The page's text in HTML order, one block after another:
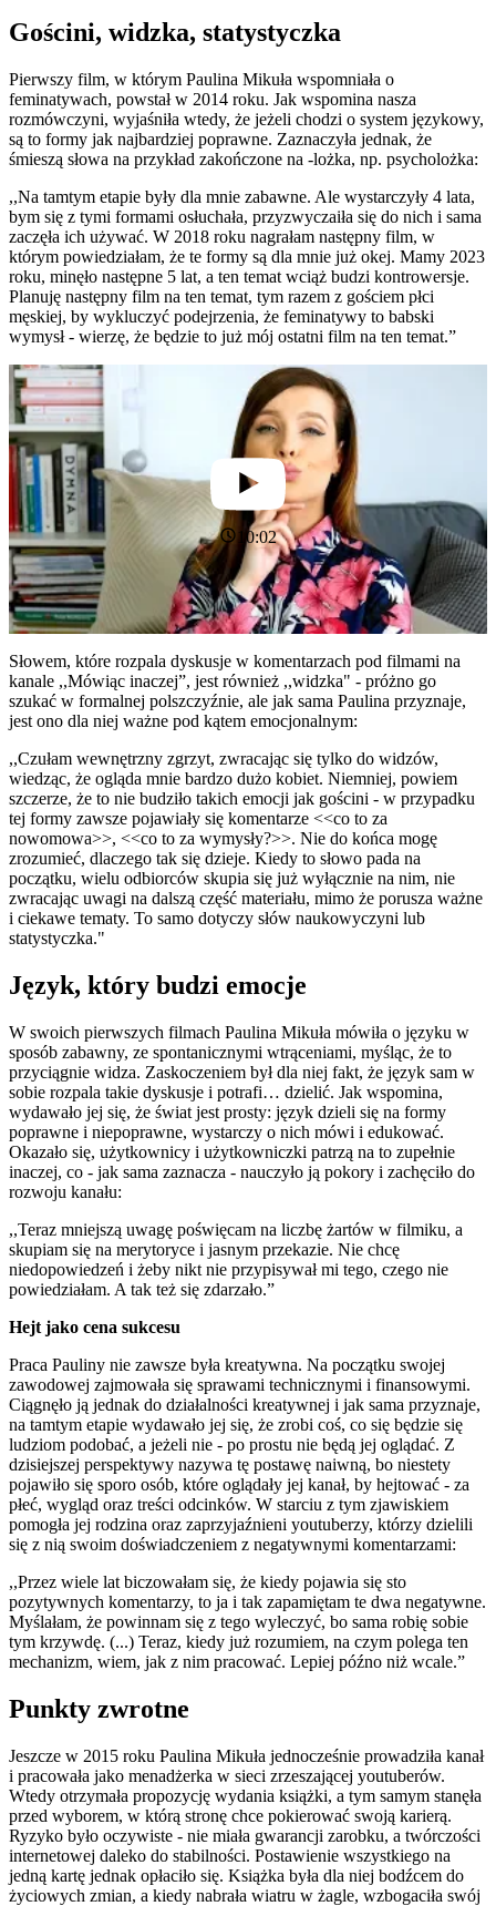
Gościni, widzka, statystyczka
Pierwszy film, w którym Paulina Mikuła wspomniała o
feminatywach, powstał w 2014 roku. Jak wspomina nasza
rozmówczyni, wyjaśniła wtedy, że jeżeli chodzi o system językowy,
są to formy jak najbardziej poprawne. Zaznaczyła jednak, że
śmieszą słowa na przykład zakończone na -lożka, np. psycholożka:
,,Na tamtym etapie były dla mnie zabawne. Ale wystarczyły 4 lata,
bym się z tymi formami osłuchała, przyzwyczaiła się do nich i sama
zaczęła ich używać. W 2018 roku nagrałam następny film, w
którym powiedziałam, że te formy są dla mnie już okej. Mamy 2023
roku, minęło następne 5 lat, a ten temat wciąż budzi kontrowersje.
Planuję następny film na ten temat, tym razem z gościem płci
męskiej, by wykluczyć podejrzenia, że feminatywy to babski
wymysł - wierzę, że będzie to już mój ostatni film na ten temat.”
10:02
Słowem, które rozpala dyskusje w komentarzach pod filmami na
kanale ,,Mówiąc inaczej”, jest również ,,widzka" - próżno go
szukać w formalnej polszczyźnie, ale jak sama Paulina przyznaje,
jest ono dla niej ważne pod kątem emocjonalnym:
,,Czułam wewnętrzny zgrzyt, zwracając się tylko do widzów,
wiedząc, że ogląda mnie bardzo dużo kobiet. Niemniej, powiem
szczerze, że to nie budziło takich emocji jak gościni - w przypadku
tej formy zawsze pojawiały się komentarze <<co to za
nowomowa>>, <<co to za wymysły?>>. Nie do końca mogę
zrozumieć, dlaczego tak się dzieje. Kiedy to słowo pada na
początku, wielu odbiorców skupia się już wyłącznie na nim, nie
zwracając uwagi na dalszą część materiału, mimo że porusza ważne
i ciekawe tematy. To samo dotyczy słów naukowyczyni lub
statystyczka."
Język, który budzi emocje
W swoich pierwszych filmach Paulina Mikuła mówiła o języku w
sposób zabawny, ze spontanicznymi wtrąceniami, myśląc, że to
przyciągnie widza. Zaskoczeniem był dla niej fakt, że język sam w
sobie rozpala takie dyskusje i potrafi… dzielić. Jak wspomina,
wydawało jej się, że świat jest prosty: język dzieli się na formy
poprawne i niepoprawne, wystarczy o nich mówi i edukować.
Okazało się, użytkownicy i użytkowniczki patrzą na to zupełnie
inaczej, co - jak sama zaznacza - nauczyło ją pokory i zachęciło do
rozwoju kanału:
,,Teraz mniejszą uwagę poświęcam na liczbę żartów w filmiku, a
skupiam się na merytoryce i jasnym przekazie. Nie chcę
niedopowiedzeń i żeby nikt nie przypisywał mi tego, czego nie
powiedziałam. A tak też się zdarzało.”
Hejt jako cena sukcesu
Praca Pauliny nie zawsze była kreatywna. Na początku swojej
zawodowej zajmowała się sprawami technicznymi i finansowymi.
Ciągnęło ją jednak do działalności kreatywnej i jak sama przyznaje,
na tamtym etapie wydawało jej się, że zrobi coś, co się będzie się
ludziom podobać, a jeżeli nie - po prostu nie będą jej oglądać. Z
dzisiejszej perspektywy nazywa tę postawę naiwną, bo niestety
pojawiło się sporo osób, które oglądały jej kanał, by hejtować - za
płeć, wygląd oraz treści odcinków. W starciu z tym zjawiskiem
pomogła jej rodzina oraz zaprzyjaźnieni youtuberzy, którzy dzielili
się z nią swoim doświadczeniem z negatywnymi komentarzami:
,,Przez wiele lat biczowałam się, że kiedy pojawia się sto
pozytywnych komentarzy, to ja i tak zapamiętam te dwa negatywne.
Myślałam, że powinnam się z tego wyleczyć, bo sama robię sobie
tym krzywdę. (...) Teraz, kiedy już rozumiem, na czym polega ten
mechanizm, wiem, jak z nim pracować. Lepiej późno niż wcale.”
Punkty zwrotne
Jeszcze w 2015 roku Paulina Mikuła jednocześnie prowadziła kanał
i pracowała jako menadżerka w sieci zrzeszającej youtuberów.
Wtedy otrzymała propozycję wydania książki, a tym samym stanęła
przed wyborem, w którą stronę chce pokierować swoją karierą.
Ryzyko było oczywiste - nie miała gwarancji zarobku, a twórczości
internetowej daleko do stabilności. Postawienie wszystkiego na
jedną kartę jednak opłaciło się. Książka była dla niej bodźcem do
życiowych zmian, a kiedy nabrała wiatru w żagle, wzbogaciła swój